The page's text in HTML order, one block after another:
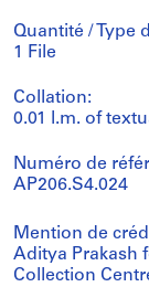
Quantité / Type
1 File
Collation:
0.01 l.m. of
Numéro de
AP206.S4.024
Mention de
Aditya Prakash
Collection